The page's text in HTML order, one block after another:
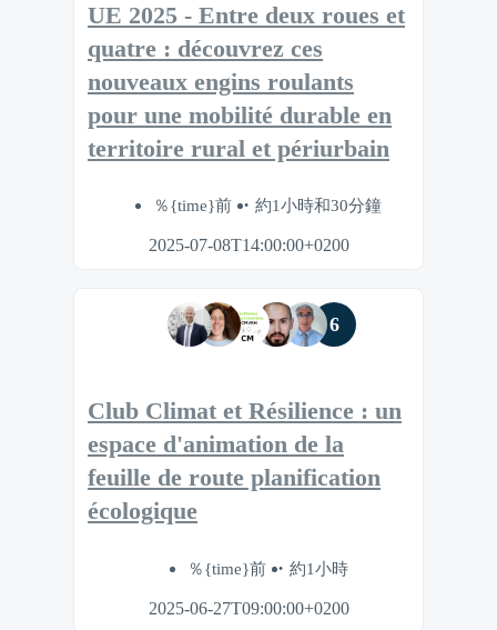
UE 2025 - Entre deux roues et
quatre : découvrez ces
nouveaux engins roulants
pour une mobilité durable en
territoire rural et périurbain
％{time}前 約1小時和30分鐘
2025-07-08T14:00:00+0200
6
Club Climat et Résilience : un
espace d'animation de la
feuille de route planification
écologique
％{time}前 約1小時
2025-06-27T09:00:00+0200